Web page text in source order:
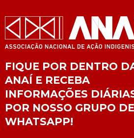
FIQUE POR DENTRO
ANAÍ E RECEBA
INFORMAÇÕES
POR NOSSO GRUPO DE
WHATSAPP!